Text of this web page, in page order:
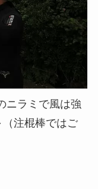
ニラミで風は強
注棍棒ではご